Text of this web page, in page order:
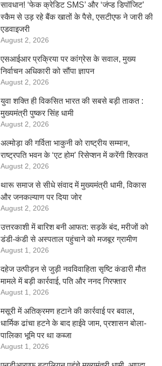
सावधान! ‘फेक क्रेडिट SMS’ और ‘जंप्ड डिपॉजिट’
स्कैम से उड़ रहे बैंक खातों के पैसे, एसटीएफ ने जारी की
एडवाइजरी
August 2, 2026
एसआईआर प्रक्रिया पर कांग्रेस के सवाल, मुख्य
निर्वाचन अधिकारी को सौंपा ज्ञापन
August 2, 2026
युवा शक्ति ही विकसित भारत की सबसे बड़ी ताकत :
मुख्यमंत्री पुष्कर सिंह धामी
August 2, 2026
अल्मोड़ा की गर्विता भाकुनी को राष्ट्रीय सम्मान,
राष्ट्रपति भवन के ‘एट होम’ रिसेप्शन में करेंगी शिरकत
August 2, 2026
थारू समाज से सीधे संवाद में मुख्यमंत्री धामी, विकास
और जनकल्याण पर दिया जोर
August 2, 2026
उत्तरकाशी में बारिश बनी आफत: सड़कें बंद, मरीजों को
डंडी-कंडी से अस्पताल पहुंचाने को मजबूर ग्रामीण
August 1, 2026
दहेज उत्पीड़न से जुड़ी नवविवाहिता सृष्टि कंडारी मौत
मामले में बड़ी कार्रवाई, पति और ननद गिरफ्तार
August 1, 2026
मसूरी में अतिक्रमण हटाने की कार्रवाई पर बवाल,
धार्मिक ढांचा हटने के बाद हाईवे जाम, प्रशासन बोला-
पालिका भूमि पर था कब्जा
August 1, 2026